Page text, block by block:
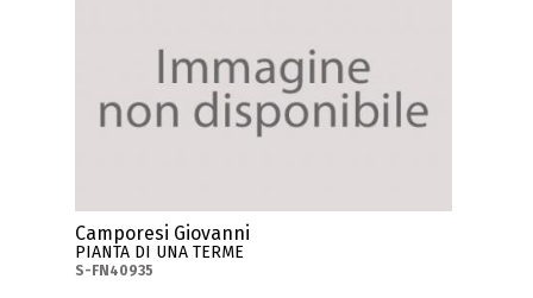
Camporesi Giovanni
PIANTA DI UNA TERME
S-FN40935